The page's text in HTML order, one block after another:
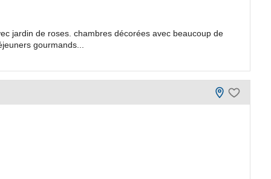
jardin de roses. chambres décorées avec beaucoup de
gourmands...